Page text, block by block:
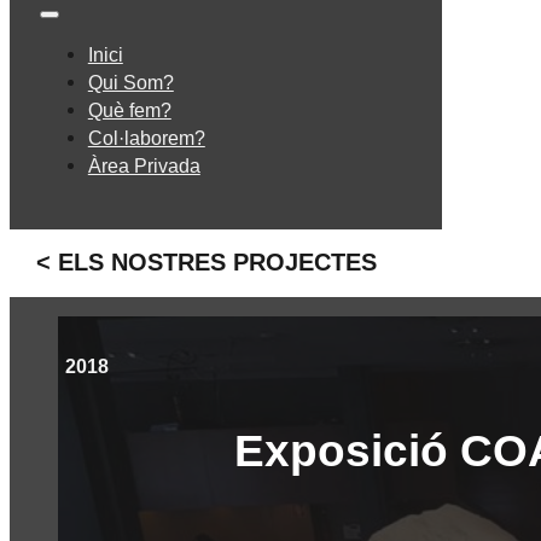
Inici
Qui Som?
Què fem?
Col·laborem?
Àrea Privada
< ELS NOSTRES PROJECTES
2018
Exposició